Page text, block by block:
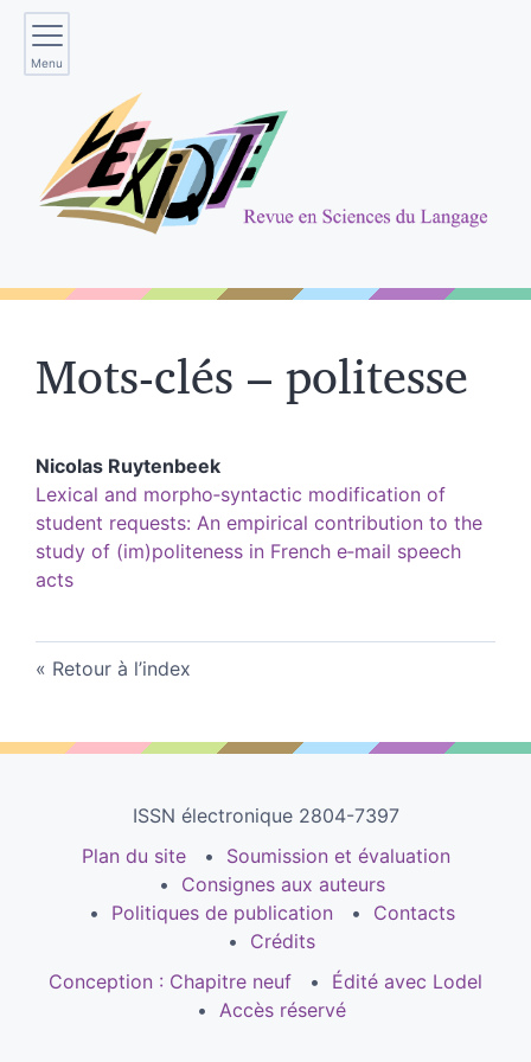
Menu
Mots-clés – politesse
Nicolas Ruytenbeek
Lexical and morpho‑syntactic modification of
student requests: An empirical contribution to the
study of (im)politeness in French e‑mail speech
acts
Retour à l’index
ISSN électronique 2804-7397
Plan du site
Soumission et évaluation
Consignes aux auteurs
Politiques de publication
Contacts
Crédits
Conception : Chapitre neuf
Édité avec Lodel
Accès réservé